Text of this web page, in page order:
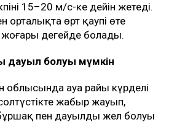
15–20 м/с-ке дейін жетеді.
орталықта өрт қаупі өте
деңгейде болады.
дауыл болуы мүмкін
облысында ауа райы күрделі
жаңбыр жауып,
пен дауылды жел болуы